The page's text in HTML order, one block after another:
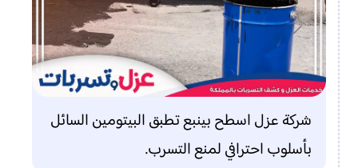
شركة عزل اسطح بينبع تطبق البيتومين السائل
بأسلوب احترافي لمنع التسرب.